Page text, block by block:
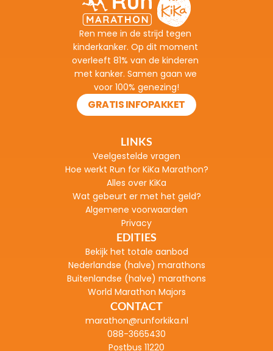
Ren mee in de strijd tegen
kinderkanker. Op dit moment
overleeft 81% van de kinderen
met kanker. Samen gaan we
voor 100% genezing!
GRATIS INFOPAKKET
LINKS
Veelgestelde vragen
Hoe werkt Run for KiKa Marathon?
Alles over KiKa
Wat gebeurt er met het geld?
Algemene voorwaarden
Privacy
EDITIES
Bekijk het totale aanbod
Nederlandse (halve) marathons
Buitenlandse (halve) marathons
World Marathon Majors
CONTACT
marathon@runforkika.nl
088-3665430
Postbus 11220